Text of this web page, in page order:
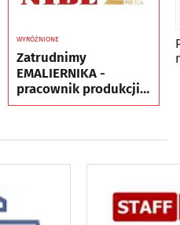
WYRÓŻNIONE
Zatrudnimy
EMALIERNIKA -
pracownik produkcji
(k/m)